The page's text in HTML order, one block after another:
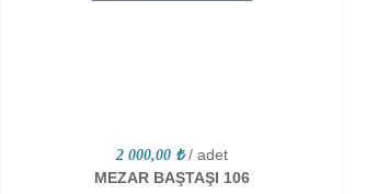
2 000,00 ₺ / adet
MEZAR BAŞTAŞI 106